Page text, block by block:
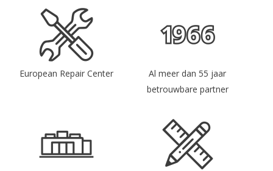
European Repair Center
Al meer dan 55 jaar
betrouwbare partner